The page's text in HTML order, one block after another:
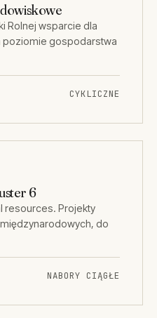
Rolnej wsparcie dla
poziomie gospodarstwa
CYKLICZNE
6
resources. Projekty
do
NABORY CIĄGŁE